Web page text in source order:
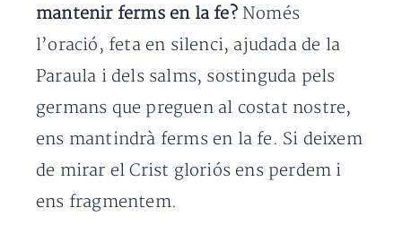
mantenir ferms en la fe?Només
l’oració, feta en silenci, ajudada de la
Paraula i dels salms, sostinguda pels
germans que preguen al costat nostre,
ens mantindrà ferms en la fe. Si deixem
de mirar el Crist gloriós ens perdem i
ens fragmentem.